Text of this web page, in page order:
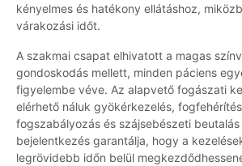
kényelmes és hatékony ellátáshoz,
várakozási időt.
A szakmai csapat elhivatott a magas
gondoskodás mellett, minden páciens
figyelembe véve. Az alapvető fogászati
elérhető náluk gyökérkezelés,
fogszabályozás és szájsebészeti
bejelentkezés garantálja, hogy a
legrövidebb időn belül